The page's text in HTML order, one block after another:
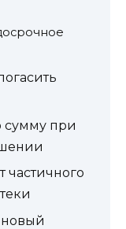
сумму при
частичного
новый